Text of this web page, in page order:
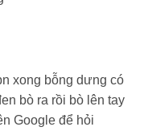
xong bỗng dưng có
bò ra rồi bò lên tay
Google để hỏi